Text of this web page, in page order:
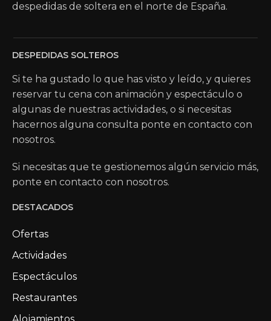
despedidas de soltera en el norte de España.
DESPEDIDAS SOLTEROS
Si te ha gustado lo que has visto y leído, y quieres
reservar tu cena con animación y espectáculo o
algunas de nuestras actividades, o si necesitas
hacernos alguna consulta ponte en contacto con
nosotros.
Si necesitas que te gestionemos algún servicio más,
ponte en contacto con nosotros.
DESTACADOS
Ofertas
Actividades
Espectáculos
Restaurantes